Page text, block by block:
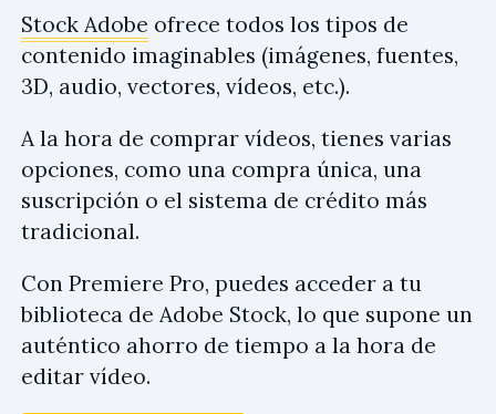
Stock Adobe ofrece todos los tipos de
contenido imaginables (imágenes, fuentes,
3D, audio, vectores, vídeos, etc.).
A la hora de comprar vídeos, tienes varias
opciones, como una compra única, una
suscripción o el sistema de crédito más
tradicional.
Con Premiere Pro, puedes acceder a tu
biblioteca de Adobe Stock, lo que supone un
auténtico ahorro de tiempo a la hora de
editar vídeo.